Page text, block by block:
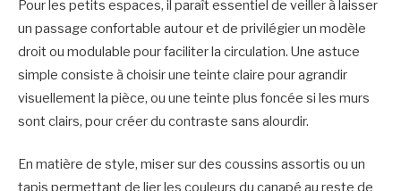
Pour les petits espaces, il paraît essentiel de veiller à laisser
un passage confortable autour et de privilégier un modèle
droit ou modulable pour faciliter la circulation. Une astuce
simple consiste à choisir une teinte claire pour agrandir
visuellement la pièce, ou une teinte plus foncée si les murs
sont clairs, pour créer du contraste sans alourdir.
En matière de style, miser sur des coussins assortis ou un
tapis permettant de lier les couleurs du canapé au reste de